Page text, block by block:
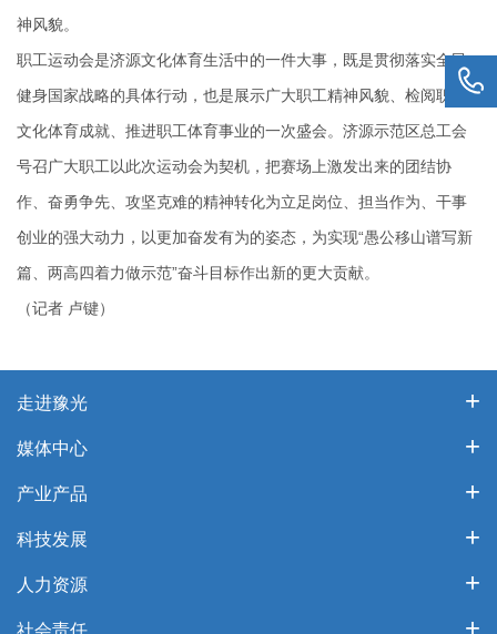
神风貌。
职工运动会是济源文化体育生活中的一件大事，既是贯彻落实全民
健身国家战略的具体行动，也是展示广大职工精神风貌、检阅职工
文化体育成就、推进职工体育事业的一次盛会。济源示范区总工会
号召广大职工以此次运动会为契机，把赛场上激发出来的团结协
作、奋勇争先、攻坚克难的精神转化为立足岗位、担当作为、干事
创业的强大动力，以更加奋发有为的姿态，为实现“愚公移山谱写新
篇、两高四着力做示范”奋斗目标作出新的更大贡献。
（记者 卢键）
走进豫光
媒体中心
产业产品
科技发展
人力资源
社会责任